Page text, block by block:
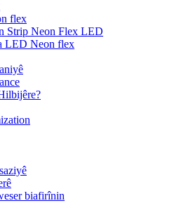
flex
Strip Neon Flex LED
LED Neon flex
biafirînin